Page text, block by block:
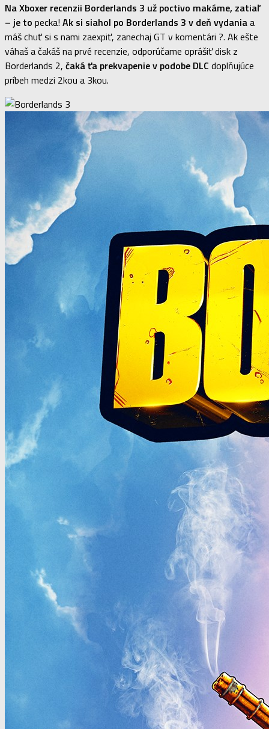
Na Xboxer recenzii Borderlands 3 už poctivo makáme, zatiaľ
– je to pecka! Ak si siahol po Borderlands 3 v deň vydaniaa
máš chuť si s nami zaexpiť, zanechaj GT v komentári ?. Ak ešte
váhaš a čakáš na prvé recenzie, odporúčame oprášiť disk z
Borderlands 2, čaká ťa prekvapenie v podobe DLC doplňujúce
príbeh medzi 2kou a 3kou.